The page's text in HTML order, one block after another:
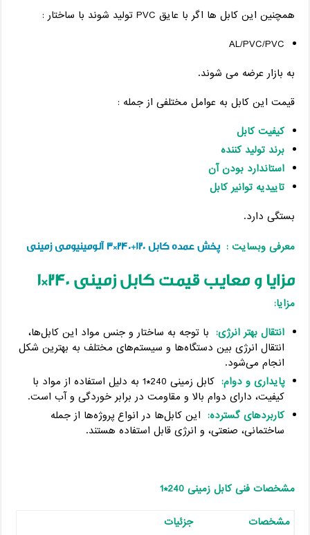
همچنین این کابل ها اگر با عایق PVC تولید شوند با ساختار :
AL/PVC/PVC
به بازار عرضه می شوند.
قیمت این کابل به عوامل مختلفی از جمله :
کیفیت کابل
برند تولید کننده
استاندارد بودن آن
تاییدیه توانیر کابل
بستگی دارد.
معرفی وبسایت : پخش عمده کابل 120+240*3 آلومینیومی زمینی
مزایا و معایب قیمت کابل زمینی 240*1
مزایا:
انتقال بهتر انرژی: با توجه به ساختار و جنس مواد این کابل‌ها،
انتقال انرژی بین دستگاه‌ها و سیستم‌های مختلف به بهترین شکل
انجام می‌شود.
پایداری و دوام:
کابل زمینی 240*1 به دلیل استفاده از مواد با
کیفیت، دارای دوام بالا و مقاومت در برابر خوردگی و آب است.
کاربردهای گسترده: این کابل‌ها در انواع پروژه‌ها از جمله
ساختمانی، صنعتی، و انرژی قابل استفاده هستند.
مشخصات فنی کابل زمینی 240*1
مشخصات
جزئیات